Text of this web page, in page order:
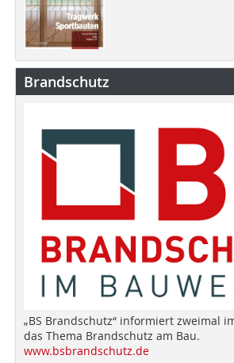
Brandschutz
„BS Brandschutz“ informiert zweimal
das Thema Brandschutz am Bau.
www.bsbrandschutz.de